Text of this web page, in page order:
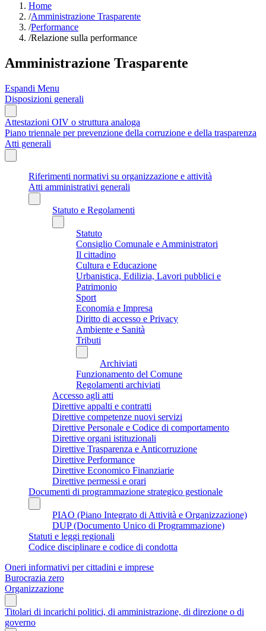
Home
/Amministrazione Trasparente
/Performance
/Relazione sulla performance
Amministrazione Trasparente
Espandi Menu
Disposizioni generali
Attestazioni OIV o struttura analoga
Piano triennale per prevenzione della corruzione e della trasparenza
Atti generali
Riferimenti normativi su organizzazione e attività
Atti amministrativi generali
Statuto e Regolamenti
Statuto
Consiglio Comunale e Amministratori
Il cittadino
Cultura e Educazione
Urbanistica, Edilizia, Lavori pubblici e
Patrimonio
Sport
Economia e Impresa
Diritto di accesso e Privacy
Ambiente e Sanità
Tributi
Archiviati
Funzionamento del Comune
Regolamenti archiviati
Accesso agli atti
Direttive appalti e contratti
Direttive competenze nuovi servizi
Direttive Personale e Codice di comportamento
Direttive organi istituzionali
Direttive Trasparenza e Anticorruzione
Direttive Performance
Direttive Economico Finanziarie
Direttive permessi e orari
Documenti di programmazione strategico gestionale
PIAO (Piano Integrato di Attività e Organizzazione)
DUP (Documento Unico di Programmazione)
Statuti e leggi regionali
Codice disciplinare e codice di condotta
Oneri informativi per cittadini e imprese
Burocrazia zero
Organizzazione
Titolari di incarichi politici, di amministrazione, di direzione o di
governo